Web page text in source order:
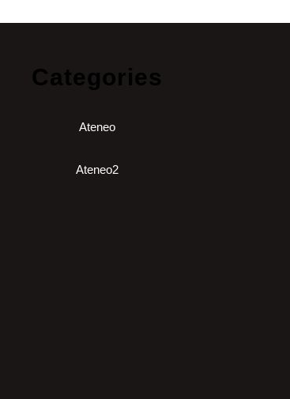
Categories
Ateneo
Ateneo2